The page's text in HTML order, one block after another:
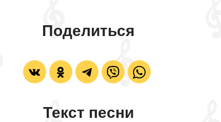
Поделиться
Текст песни